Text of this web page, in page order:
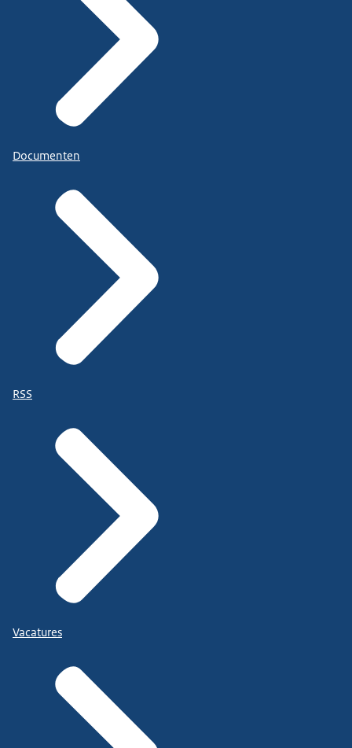
Documenten
RSS
Vacatures